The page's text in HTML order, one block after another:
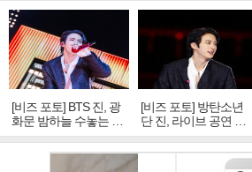
[비즈 포토] BTS 진, 광
화문 밤하늘 수놓는 '비
주얼 킹'의 열창
[비즈 포토] 방탄소년
단 진, 라이브 공연 중
빛나는 독보적 아우라